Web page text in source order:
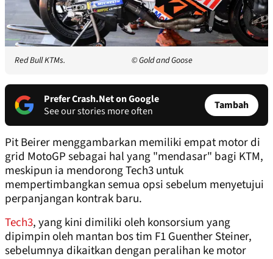
Red Bull KTMs. © Gold and Goose
Prefer Crash.Net on Google
See our stories more often
Tambah
Pit Beirer menggambarkan memiliki empat motor di
grid MotoGP sebagai hal yang "mendasar" bagi KTM,
meskipun ia mendorong Tech3 untuk
mempertimbangkan semua opsi sebelum menyetujui
perpanjangan kontrak baru.
Tech3, yang kini dimiliki oleh konsorsium yang
dipimpin oleh mantan bos tim F1 Guenther Steiner,
sebelumnya dikaitkan dengan peralihan ke motor